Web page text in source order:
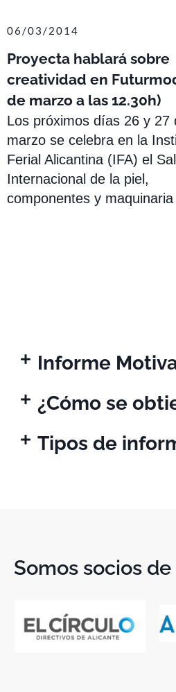
Proyecta hablará sobre
creatividad en
de marzo a las 12.30h)
06/03/2014
Los próximos días 26 y 27
marzo se celebra en la
Ferial Alicantina (IFA) el
Internacional de la piel,
componentes y maquinaria
Informe
¿Cómo se
Tipos de
Somos socios de